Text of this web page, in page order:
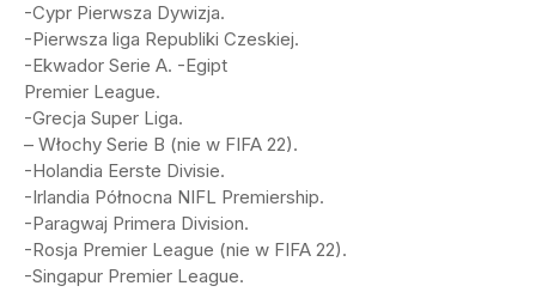
-Cypr Pierwsza Dywizja.
-Pierwsza liga Republiki Czeskiej.
-Ekwador Serie A. -Egipt
Premier League.
-Grecja Super Liga.
– Włochy Serie B (nie w FIFA 22).
-Holandia Eerste Divisie.
-Irlandia Północna NIFL Premiership.
-Paragwaj Primera Division.
-Rosja Premier League (nie w FIFA 22).
-Singapur Premier League.